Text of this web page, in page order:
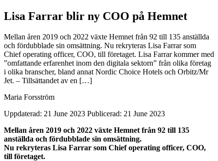
Lisa Farrar blir ny COO på Hemnet
Mellan åren 2019 och 2022 växte Hemnet från 92 till 135 anställda
och fördubblade sin omsättning. Nu rekryteras Lisa Farrar som
Chief operating officer, COO, till företaget. Lisa Farrar kommer med
”omfattande erfarenhet inom den digitala sektorn” från olika företag
i olika branscher, bland annat Nordic Choice Hotels och Orbitz/Mr
Jet. – Tillsättandet av en […]
Maria Forsström
Uppdaterad: 21 June 2023 Publicerad: 21 June 2023
Mellan åren 2019 och 2022 växte Hemnet från 92 till 135
anställda och fördubblade sin omsättning.
Nu rekryteras Lisa Farrar som Chief operating officer, COO,
till företaget.